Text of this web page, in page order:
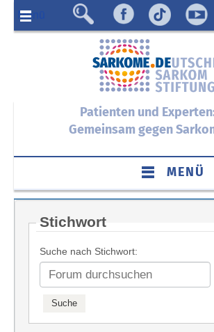
Menü
Patienten und
Gemeinsam gegen
MENÜ
Stichwort
Suche nach Stichwort: